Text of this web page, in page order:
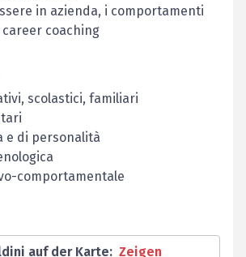
in azienda, i comportamenti
coaching
scolastici, familiari
e di personalità
comportamentale
auf der Karte: Zeigen